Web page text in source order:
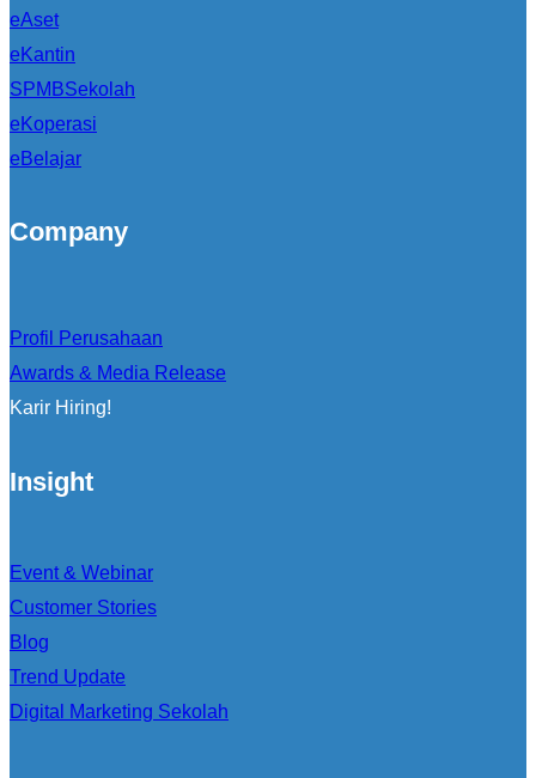
eAset
eKantin
SPMBSekolah
eKoperasi
eBelajar
Company
Profil Perusahaan
Awards & Media Release
Karir Hiring!
Insight
Event & Webinar
Customer Stories
Blog
Trend Update
Digital Marketing Sekolah